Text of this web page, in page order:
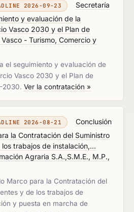
2026-09-23
Secretaría
y evaluación de la
Vasco 2030 y el Plan de
- Turismo, Comercio y
el seguimiento y evaluación de
Vasco 2030 y el Plan de
2030. Ver la contratación »
2026-08-21
Conclusión
la Contratación del Suministro
trabajos de instalación,...
Agraria S.A.,S.M.E., M.P.,
Marco para la Contratación del
y de los trabajos de
y puesta en marcha de